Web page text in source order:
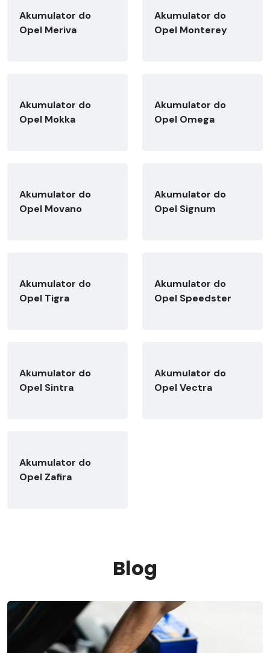
Akumulator do
Opel Meriva
Akumulator do
Opel Monterey
Akumulator do
Opel Mokka
Akumulator do
Opel Omega
Akumulator do
Opel Movano
Akumulator do
Opel Signum
Akumulator do
Opel Tigra
Akumulator do
Opel Speedster
Akumulator do
Opel Sintra
Akumulator do
Opel Vectra
Akumulator do
Opel Zafira
Blog